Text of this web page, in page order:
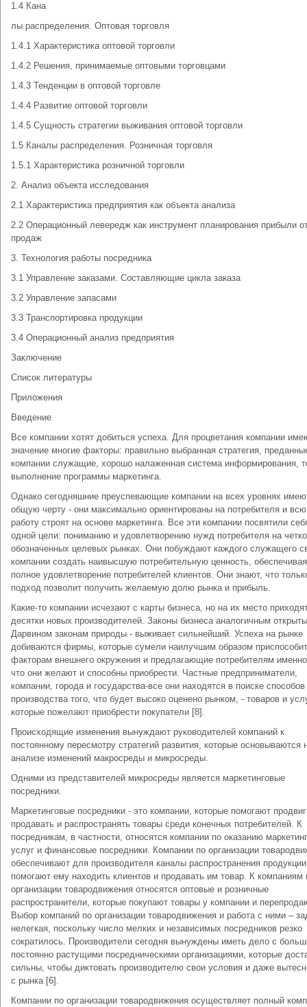
1.4 Кана
лы распределения. Оптовая торговля
1.4.1 Характеристика оптовой торговли
1.4.2 Решения, принимаемые оптовыми торговцами
1.4.3 Тенденции в оптовой торговле
1.4.4 Развитие оптовой торговли
1.4.5 Сущность стратегии выживания оптовой торговли
1.5 Каналы распределения. Розничная торговля
1.5.1 Характеристика розничной торговли
2. Анализ объекта исследования
2.1 Характеристика предприятия как объекта анализа
2.2 Операционный левередж как инструмент планирования прибыли
продаж
3. Технология работы посредника
3.1 Управление заказами. Составляющие цикла заказа
3.2 Управление запасами
3.3 Транспортировка продукции
3.4 Операционный анализ предприятия
Заключение
Список литературы
Приложения
Введение
Все компании хотят добиться успеха. Для процветания компании
значение многие факторы: правильно выбранная стратегия,
компании служащие, хорошо налаженная система информирования,
выполнение программы маркетинга.
Однако сегодняшние преуспевающие компании на всех уровнях
общую черту - они максимально ориентированы на потребителя и всю
работу строят на основе маркетинга. Все эти компании посвятили
одной цели: пониманию и удовлетворению нужд потребителя на четко
обозначенных целевых рынках. Они побуждают каждого служащего
компании создать наивысшую потребительную ценность, обеспечивая
полное удовлетворение потребителей клиентов. Они знают, что
подход позволит получить желаемую долю рынка и прибыль.
Какие-то компании исчезают с карты бизнеса, но на их место
десятки новых производителей. Законы бизнеса аналогичным
Дарвином законам природы - выживает сильнейший. Успеха на рынке
добиваются фирмы, которые сумели наилучшим образом
факторам внешнего окружения и предлагающие потребителям
что они желают и способны приобрести. Частные предприниматели,
компании, города и государства-все они находятся в поиске способов
производства того, что будет высоко оценено рынком, - товаров и
которые пожелают приобрести покупатели [8].
Происходящие изменения вынуждают руководителей компаний к
постоянному пересмотру стратегий развития, которые основываются
анализе изменений макросреды и микросреды.
Одними из представителей микросреды является маркетинговые
посредники.
Маркетинговые посредники - это компании, которые помогают
продавать и распространять товары среди конечных потребителей. К
посредникам, в частности, относятся компании по оказанию
услуг и финансовые посредники. Компании по организации
обеспечивают для производителя каналы распространения
помогают ему находить клиентов и продавать им товар. К компаниям
организации товародвижения относятся оптовые и розничные
распространители, которые покупают товары у компании и
Выбор компаний по организации товародвижения и работа с ними –
нелегкая, поскольку число мелких и независимых посредников резко
сократилось. Производители сегодня вынуждены иметь дело с
постоянно растущими посредническими организациями, которые
сильны, чтобы диктовать производителю свои условия и даже
с рынка [6].
Компании по организации товародвижения осуществляет полный